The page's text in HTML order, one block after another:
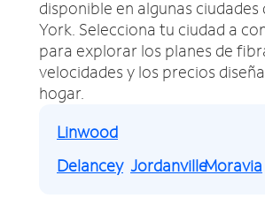
disponible en algunas ciudades
York. Selecciona tu ciudad a
para explorar los planes de
velocidades y los precios
hogar.
Linwood
Delancey JordanvilleMoravia